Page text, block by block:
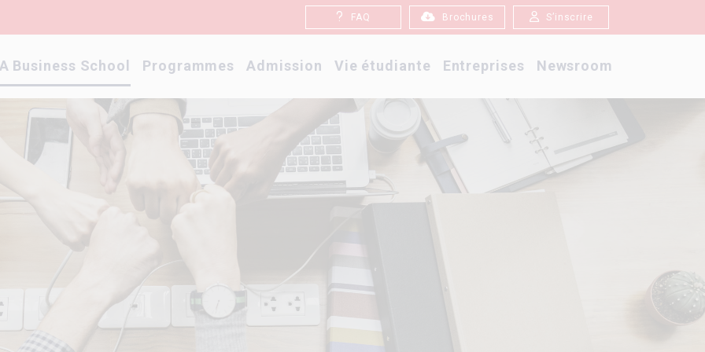
FAQ Brochures S’inscrire
Business School Programmes Admission Vie étudiante Entreprises Newsroom